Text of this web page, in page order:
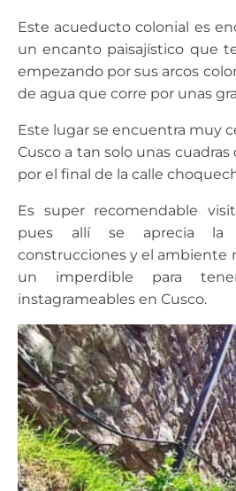
Este acueducto colonial es
un encanto paisajístico que
empezando por sus arcos
de agua que corre por unas
Este lugar se encuentra muy
Cusco a tan solo unas cuadras
por el final de la calle
Es super recomendable
pues allí se aprecia la
construcciones y el ambiente
un imperdible para
instagrameables en Cusco.